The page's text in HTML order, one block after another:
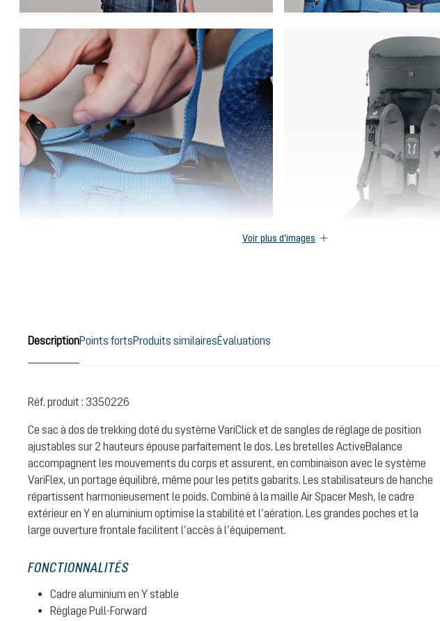
Voir plus d’images
DescriptionPoints fortsProduits similairesÉvaluations
Réf. produit : 3350226
Ce sac à dos de trekking doté du système VariClick et de sangles de réglage de position
ajustables sur 2 hauteurs épouse parfaitement le dos. Les bretelles ActiveBalance
accompagnent les mouvements du corps et assurent, en combinaison avec le système
VariFlex, un portage équilibré, même pour les petits gabarits. Les stabilisateurs de hanche
répartissent harmonieusement le poids. Combiné à la maille Air Spacer Mesh, le cadre
extérieur en Y en aluminium optimise la stabilité et l’aération. Les grandes poches et la
large ouverture frontale facilitent l’accès à l’équipement.
FONCTIONNALITÉS
Cadre aluminium en Y stable
Réglage Pull-Forward